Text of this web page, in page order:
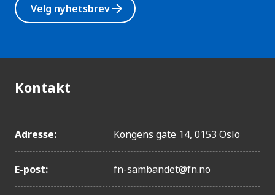
Velg nyhetsbrevarrow_forward
Kontakt
Adresse: Kongens gate 14, 0153 Oslo
E-post: fn-sambandet@fn.no